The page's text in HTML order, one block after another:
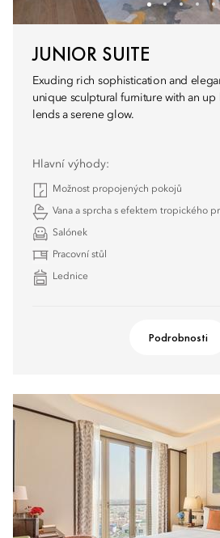
JUNIOR SUITE
Exuding rich sophistication and
unique sculptural furniture with an
lends a serene glow.
Hlavní výhody:
Možnost propojených pokojů
Vana a sprcha s efektem tropického
Salónek
Pracovní stůl
Lednice
Podrobnosti